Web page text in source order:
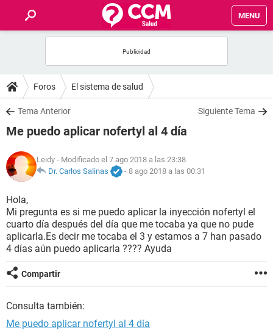
MENU
FOROS
SALUD
FAMILIA
NUTRICIÓN
BIENESTAR
SEXUALIDAD
GLOSARIO
Foros El sistema de salud
Tema Anterior Siguiente Tema
Me puedo aplicar nofertyl al 4 día
Leidy - Modificado el 7 ago 2018 a las 23:38
Dr. Carlos Salinas
- 8 ago 2018 a las 00:31
Hola,
Mi pregunta es si me puedo aplicar la inyección nofertyl el
cuarto día después del día que me tocaba ya que no pude
aplicarla.Es decir me tocaba el 3 y estamos a 7 han pasado
4 días aún puedo aplicarla ???? Ayuda
Compartir
Consulta también:
Me puedo aplicar nofertyl al 4 día